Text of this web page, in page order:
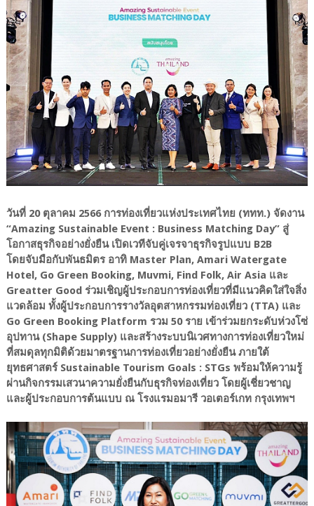
วันที่ 20 ตุลาคม 2566 การท่องเที่ยวแห่งประเทศไทย (ททท.) จัดงาน
“Amazing Sustainable Event : Business Matching Day” สู่
โอกาสธุรกิจอย่างยั่งยืน เปิดเวทีจับคู่เจรจาธุรกิจรูปแบบ B2B
โดยจับมือกับพันธมิตร อาทิ Master Plan, Amari Watergate
Hotel, Go Green Booking, Muvmi, Find Folk, Air Asia และ
Greatter Good ร่วมเชิญผู้ประกอบการท่องเที่ยวที่มีแนวคิดใส่ใจสิ่ง
แวดล้อม ทั้งผู้ประกอบการรางวัลอุตสาหกรรมท่องเที่ยว (TTA) และ
Go Green Booking Platform รวม 50 ราย เข้าร่วมยกระดับห่วงโซ่
อุปทาน (Shape Supply) และสร้างระบบนิเวศทางการท่องเที่ยวใหม่
ที่สมดุลทุกมิติด้วยมาตรฐานการท่องเที่ยวอย่างยั่งยืน ภายใต้
ยุทธศาสตร์ Sustainable Tourism Goals : STGs พร้อมให้ความรู้
ผ่านกิจกรรมเสวนาความยั่งยืนกับธุรกิจท่องเที่ยว โดยผู้เชี่ยวชาญ
และผู้ประกอบการต้นแบบ ณ โรงแรมอมารี วอเตอร์เกท กรุงเทพฯ